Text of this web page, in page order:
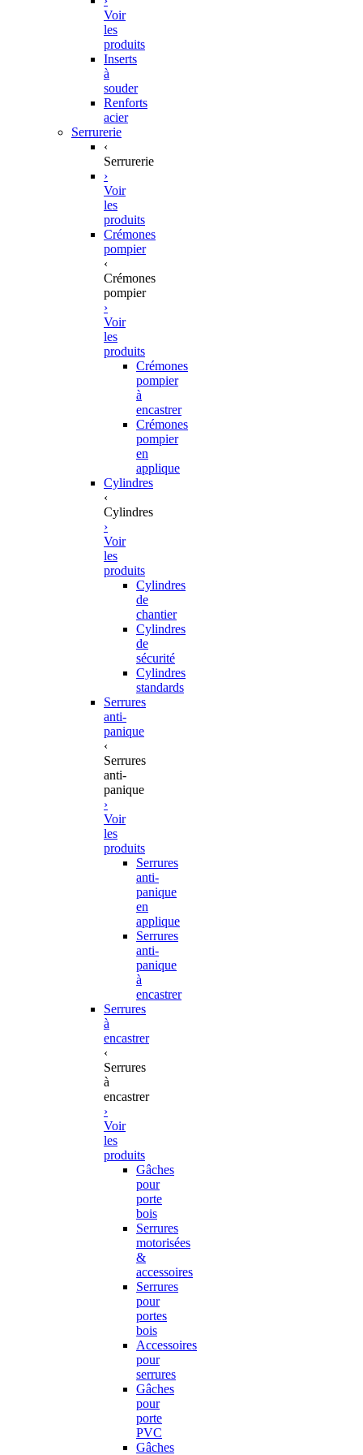
Voir
les
produits
Inserts
à
souder
Renforts
acier
Serrurerie
‹
Serrurerie
›
Voir
les
produits
Crémones
pompier
‹
Crémones
pompier
›
Voir
les
produits
Crémones
pompier
à
encastrer
Crémones
pompier
en
applique
Cylindres
‹
Cylindres
›
Voir
les
produits
Cylindres
de
chantier
Cylindres
de
sécurité
Cylindres
standards
Serrures
anti-
panique
‹
Serrures
anti-
panique
›
Voir
les
produits
Serrures
anti-
panique
en
applique
Serrures
anti-
panique
à
encastrer
Serrures
à
encastrer
‹
Serrures
à
encastrer
›
Voir
les
produits
Gâches
pour
porte
bois
Serrures
motorisées
&
accessoires
Serrures
pour
portes
bois
Accessoires
pour
serrures
Gâches
pour
porte
PVC
Gâches